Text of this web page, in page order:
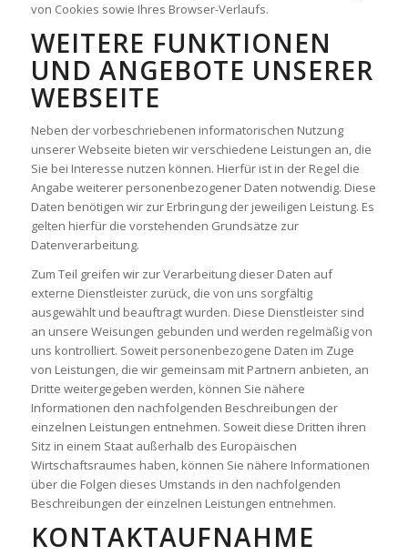
von Cookies sowie Ihres Browser-Verlaufs.
WEITERE FUNKTIONEN
UND ANGEBOTE UNSERER
WEBSEITE
Neben der vorbeschriebenen informatorischen Nutzung
unserer Webseite bieten wir verschiedene Leistungen an, die
Sie bei Interesse nutzen können. Hierfür ist in der Regel die
Angabe weiterer personenbezogener Daten notwendig. Diese
Daten benötigen wir zur Erbringung der jeweiligen Leistung. Es
gelten hierfür die vorstehenden Grundsätze zur
Datenverarbeitung.
Zum Teil greifen wir zur Verarbeitung dieser Daten auf
externe Dienstleister zurück, die von uns sorgfältig
ausgewählt und beauftragt wurden. Diese Dienstleister sind
an unsere Weisungen gebunden und werden regelmäßig von
uns kontrolliert. Soweit personenbezogene Daten im Zuge
von Leistungen, die wir gemeinsam mit Partnern anbieten, an
Dritte weitergegeben werden, können Sie nähere
Informationen den nachfolgenden Beschreibungen der
einzelnen Leistungen entnehmen. Soweit diese Dritten ihren
Sitz in einem Staat außerhalb des Europäischen
Wirtschaftsraumes haben, können Sie nähere Informationen
über die Folgen dieses Umstands in den nachfolgenden
Beschreibungen der einzelnen Leistungen entnehmen.
KONTAKTAUFNAHME